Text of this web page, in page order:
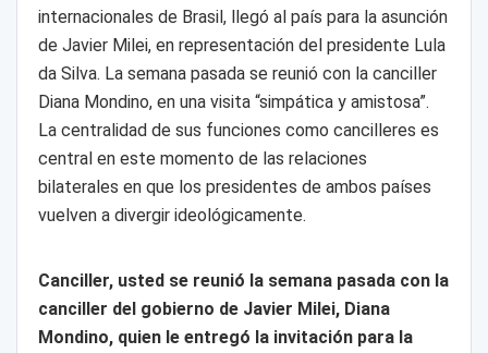
internacionales de Brasil, llegó al país para la asunción
de Javier Milei, en representación del presidente Lula
da Silva. La semana pasada se reunió con la canciller
Diana Mondino, en una visita “simpática y amistosa”.
La centralidad de sus funciones como cancilleres es
central en este momento de las relaciones
bilaterales en que los presidentes de ambos países
vuelven a divergir ideológicamente.
Canciller, usted se reunió la semana pasada con la
canciller del gobierno de Javier Milei, Diana
Mondino, quien le entregó la invitación para la